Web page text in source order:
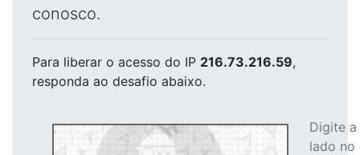
conosco.
Para liberar o acesso do IP 216.73.216.59,
responda ao desafio abaixo.
Digite
lado no